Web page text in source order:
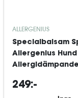
ALLERGENIUS
Specialbalsam
Allergenius Hund
249:-